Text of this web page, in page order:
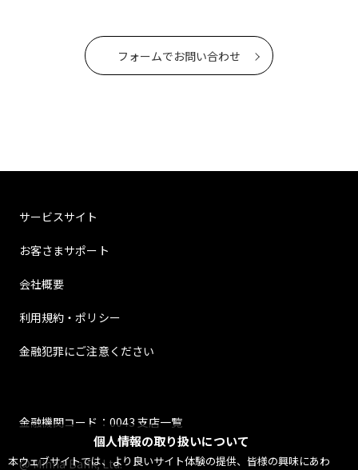
個人情報の取り扱いについて
本ウェブサイトでは、より良いサイト体験の提供、皆様の興味にあわ
フォームでお問い合わせ
サービスサイト
お客さまサポート
会社概要
利用規約・ポリシー
金融犯罪にご注意ください
金融機関コード：0043 支店一覧
@ Minna Bank, Ltd.